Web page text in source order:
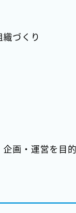
づくり
画・運営を目